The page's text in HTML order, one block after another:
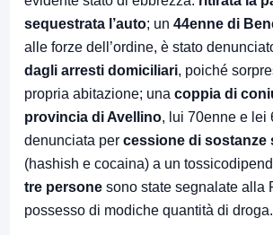
sequestrata l’auto; un 44enne di
alle forze dell’ordine, è stato
dagli arresti domiciliari, poiché
propria abitazione; una coppia di
provincia di Avellino, lui 70enne e lei
denunciata per cessione di sostanze
(hashish e cocaina) a un
tre persone sono state segnalate alla
possesso di modiche quantità di droga.